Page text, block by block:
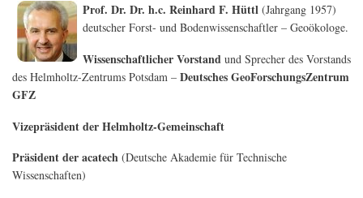
erkannt
wird
Prof. Dr. Dr. h.c. Reinhard F. Hüttl (Jahrgang 1957)
deutscher Forst- und Bodenwissenschaftler – Geoökologe.
Wissenschaftlicher Vorstand und Sprecher des Vorstands
des Helmholtz-Zentrums Potsdam – Deutsches GeoForschungsZentrum
GFZ
Vizepräsident der Helmholtz-Gemeinschaft
Präsident der acatech (Deutsche Akademie für Technische
Wissenschaften)